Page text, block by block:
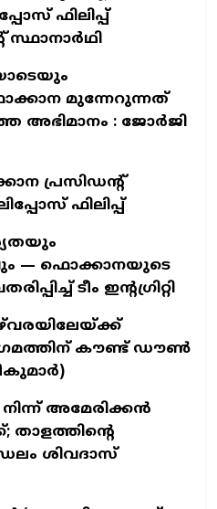
ഫിലിപ്പ്
മുന്നേറുന്നത്
അഭിമാനം : ജോർജി
പ്രസിഡന്റ്
ഫിലിപ്പ്
— ഫൊക്കാനയുടെ
ടീം ഇന്റഗ്രിറ്റി
കൗണ്ട് ഡൗണ്‍
അമേരിക്കൻ
താളത്തിന്റെ
ശിവദാസ്